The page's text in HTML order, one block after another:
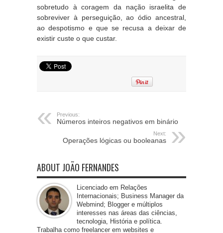
sobretudo à coragem da nação israelita de
sobreviver à perseguição, ao ódio ancestral,
ao despotismo e que se recusa a deixar de
existir custe o que custar.
Previous:
Números inteiros negativos em binário
Next:
Operações lógicas ou booleanas
ABOUT JOÃO FERNANDES
Licenciado em Relações
Internacionais; Business Manager da
Webmind; Blogger e múltiplos
interesses nas áreas das ciências,
tecnologia, História e política.
Trabalha como freelancer em websites e